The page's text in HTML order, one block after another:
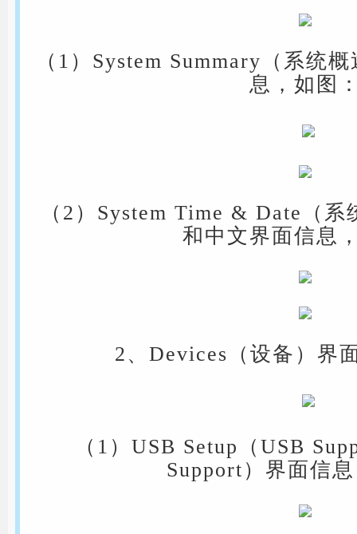
（1）System Summary（系统
息，如图
（2）System Time & Date（
和中文界面信息
2、Devices（设备）界
（1）USB Setup（USB
Support）界面信